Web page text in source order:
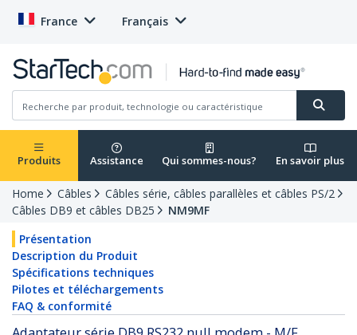
France Français
Produits Assistance Qui sommes-nous? En savoir plus
Home Câbles
Câbles série, câbles parallèles et câbles PS/2
Câbles DB9 et câbles DB25
NM9MF
Présentation
Description du Produit
Spécifications techniques
Pilotes et téléchargements
FAQ & conformité